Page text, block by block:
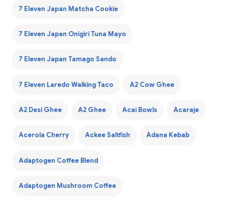
7 Eleven Japan Matcha Cookie
7 Eleven Japan Onigiri Tuna Mayo
7 Eleven Japan Tamago Sando
7 Eleven Laredo Walking Taco A2 Cow Ghee
A2 Desi Ghee A2 Ghee Acai Bowls Acaraje
Acerola Cherry Ackee Saltfish Adana Kebab
Adaptogen Coffee Blend
Adaptogen Mushroom Coffee